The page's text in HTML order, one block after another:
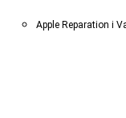
Apple Reparation i